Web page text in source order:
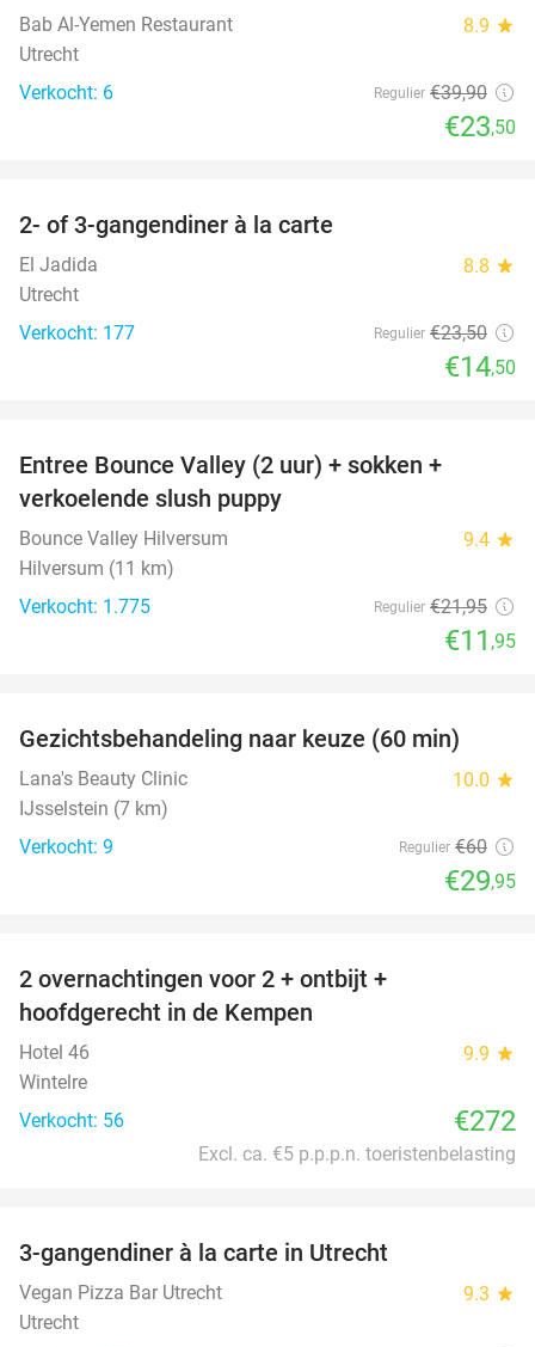
Bab Al-Yemen Restaurant 8.9 star
Utrecht
Verkocht: 6
Regulier €39,90
€23,50
2- of 3-gangendiner à la carte
El Jadida 8.8 star
Utrecht
Verkocht: 177
Regulier €23,50
€14,50
Entree Bounce Valley (2 uur) + sokken +
verkoelende slush puppy
Bounce Valley Hilversum 9.4 star
Hilversum (11 km)
Verkocht: 1.775
Regulier €21,95
€11 ,95
Gezichtsbehandeling naar keuze (60 min)
Lana's Beauty Clinic 10.0 star
IJsselstein (7 km)
Verkocht: 9
Regulier €60
€29,95
2 overnachtingen voor 2 + ontbijt +
hoofdgerecht in de Kempen
Hotel 46 9.9 star
Wintelre
Verkocht: 56
€272
Excl. ca. €5 p.p.p.n. toeristenbelasting
3-gangendiner à la carte in Utrecht
Vegan Pizza Bar Utrecht 9.3 star
Utrecht